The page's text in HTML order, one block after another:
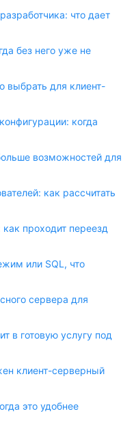
что дает
без него уже не
выбрать для клиент-
когда
возможностей для
как рассчитать
проходит переезд
или SQL, что
сервера для
в готовую услугу под
клиент-серверный
это удобнее